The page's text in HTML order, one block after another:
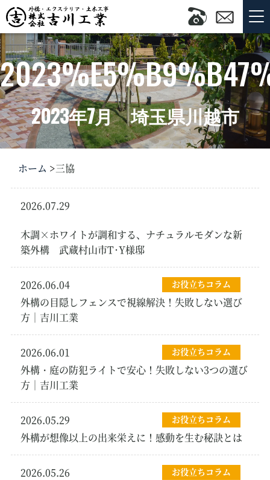
2023年7月 埼玉県川越市
ホーム 三協
2026.07.29
木調×ホワイトが調和する、ナチュラルモダンな新
築外構 武蔵村山市T･Y様邸
2026.06.04 お役立ちコラム
外構の目隠しフェンスで視線解決！失敗しない選び
方｜吉川工業
2026.06.01 お役立ちコラム
外構・庭の防犯ライトで安心！失敗しない3つの選び
方｜吉川工業
2026.05.29 お役立ちコラム
外構が想像以上の出来栄えに！感動を生む秘訣とは
2026.05.26 お役立ちコラム